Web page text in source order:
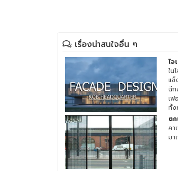
เรื่องน่าสนใจอื่น ๆ
ไอ
ใน
แข็
ฉี
เฟ
ทั้ง
แล
ต
คา
มา